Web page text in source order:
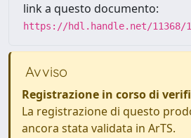
link a questo documento:
https://hdl.handle.net/11368/
Avviso
Registrazione in corso di
La registrazione di questo
ancora stata validata in ArTS.